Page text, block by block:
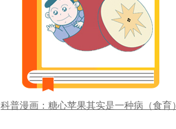
科普漫画：糖心苹果其实是一种病（食育）